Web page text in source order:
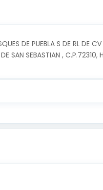
DE PUEBLA S DE RL DE CV
SAN SEBASTIAN , C.P.72310,